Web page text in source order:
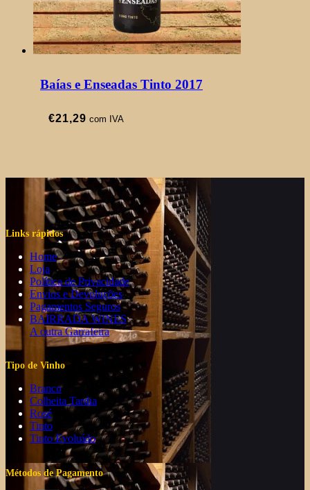
Baías e Enseadas Tinto 2017
€21,29 com IVA
Links rápidos
Home
Loja
Política de Privacidade
Envios e Devoluções
Pagamentos Seguros
BAIRRADA WINES
A outra Garrafeira
Tipo de Vinho
Branco
Colheita Tardia
Rosé
Tinto
Tinto Evoluído
Métodos de Pagamento